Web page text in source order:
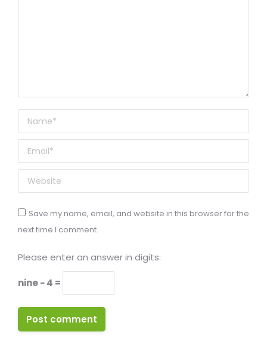
Name *
Email *
Website
Save my name, email, and website in this browser for the
next time I comment.
Please enter an answer in digits:
nine − 4 =
Post comment